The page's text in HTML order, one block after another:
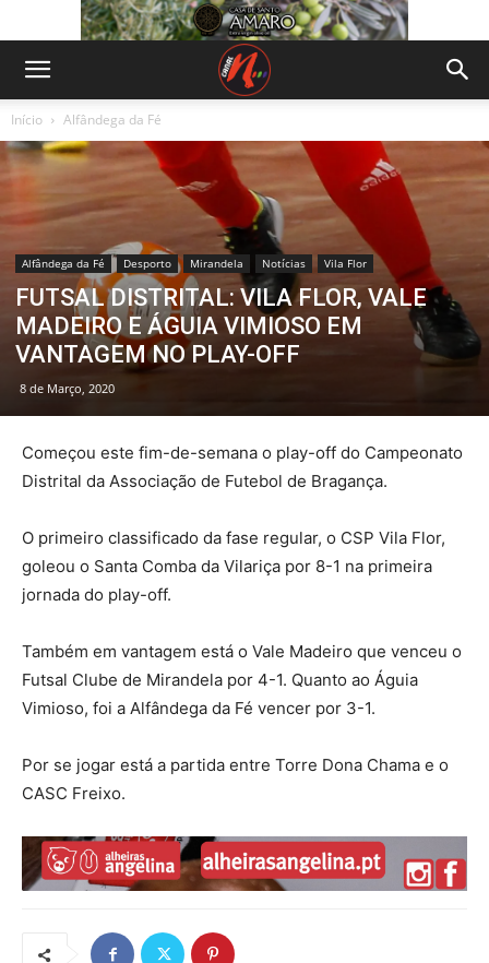
Início Alfândega da Fé
Alfândega da Fé Desporto Mirandela Notícias Vila Flor
FUTSAL DISTRITAL: VILA FLOR, VALE
MADEIRO E ÁGUIA VIMIOSO EM
VANTAGEM NO PLAY-OFF
8 de Março, 2020
Começou este fim-de-semana o play-off do Campeonato
Distrital da Associação de Futebol de Bragança.
O primeiro classificado da fase regular, o CSP Vila Flor,
goleou o Santa Comba da Vilariça por 8-1 na primeira
jornada do play-off.
Também em vantagem está o Vale Madeiro que venceu o
Futsal Clube de Mirandela por 4-1. Quanto ao Águia
Vimioso, foi a Alfândega da Fé vencer por 3-1.
Por se jogar está a partida entre Torre Dona Chama e o
CASC Freixo.